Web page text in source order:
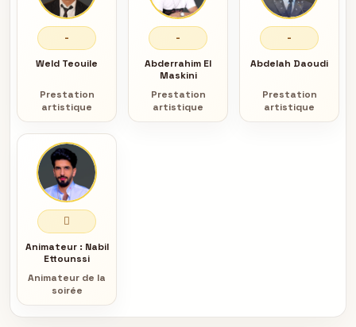
-
Weld Teouile
Prestation
artistique
-
Abderrahim El
Maskini
Prestation
artistique
-
Abdelah Daoudi
Prestation
artistique
Animateur : Nabil
Ettounssi
Animateur de la
soirée